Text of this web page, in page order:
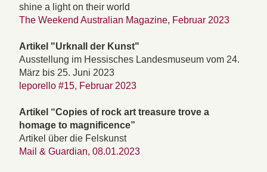
shine a light on their world
The Weekend Australian Magazine, Februar 2023
Artikel "Urknall der Kunst"
Ausstellung im Hessisches Landesmuseum vom 24.
März bis 25. Juni 2023
leporello #15, Februar 2023
Artikel “Copies of rock art treasure trove a
homage to magnificence”
Artikel über die Felskunst
Mail & Guardian, 08.01.2023